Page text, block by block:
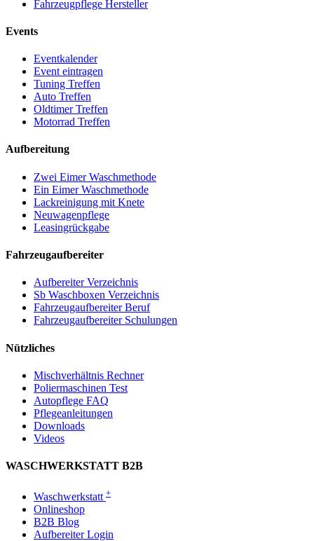
Fahrzeugpflege Hersteller
Events
Eventkalender
Event eintragen
Tuning Treffen
Auto Treffen
Oldtimer Treffen
Motorrad Treffen
Aufbereitung
Zwei Eimer Waschmethode
Ein Eimer Waschmethode
Lackreinigung mit Knete
Neuwagenpflege
Leasingrückgabe
Fahrzeugaufbereiter
Aufbereiter Verzeichnis
Sb Waschboxen Verzeichnis
Fahrzeugaufbereiter Beruf
Fahrzeugaufbereiter Schulungen
Nützliches
Mischverhältnis Rechner
Poliermaschinen Test
Autopflege FAQ
Pflegeanleitungen
Downloads
Videos
WASCHWERKSTATT B2B
Waschwerkstatt +
Onlineshop
B2B Blog
Aufbereiter Login